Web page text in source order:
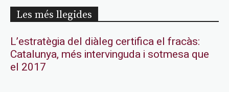
Les més llegides
L’estratègia del diàleg certifica el fracàs:
Catalunya, més intervinguda i sotmesa que
el 2017